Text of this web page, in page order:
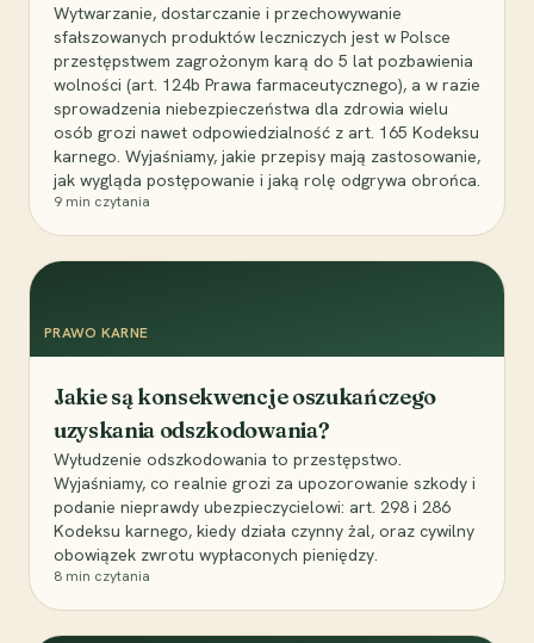
Wytwarzanie, dostarczanie i przechowywanie
sfałszowanych produktów leczniczych jest w Polsce
przestępstwem zagrożonym karą do 5 lat pozbawienia
wolności (art. 124b Prawa farmaceutycznego), a w razie
sprowadzenia niebezpieczeństwa dla zdrowia wielu
osób grozi nawet odpowiedzialność z art. 165 Kodeksu
karnego. Wyjaśniamy, jakie przepisy mają zastosowanie,
jak wygląda postępowanie i jaką rolę odgrywa obrońca.
9 min czytania
PRAWO KARNE
Jakie są konsekwencje oszukańczego
uzyskania odszkodowania?
Wyłudzenie odszkodowania to przestępstwo.
Wyjaśniamy, co realnie grozi za upozorowanie szkody i
podanie nieprawdy ubezpieczycielowi: art. 298 i 286
Kodeksu karnego, kiedy działa czynny żal, oraz cywilny
obowiązek zwrotu wypłaconych pieniędzy.
8 min czytania